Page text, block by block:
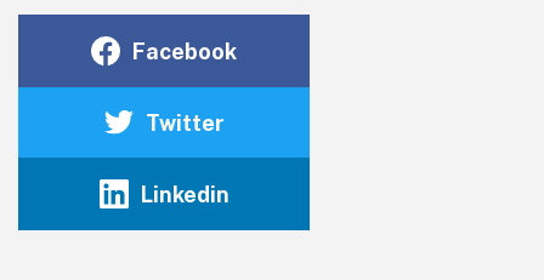
Facebook
Twitter
Linkedin